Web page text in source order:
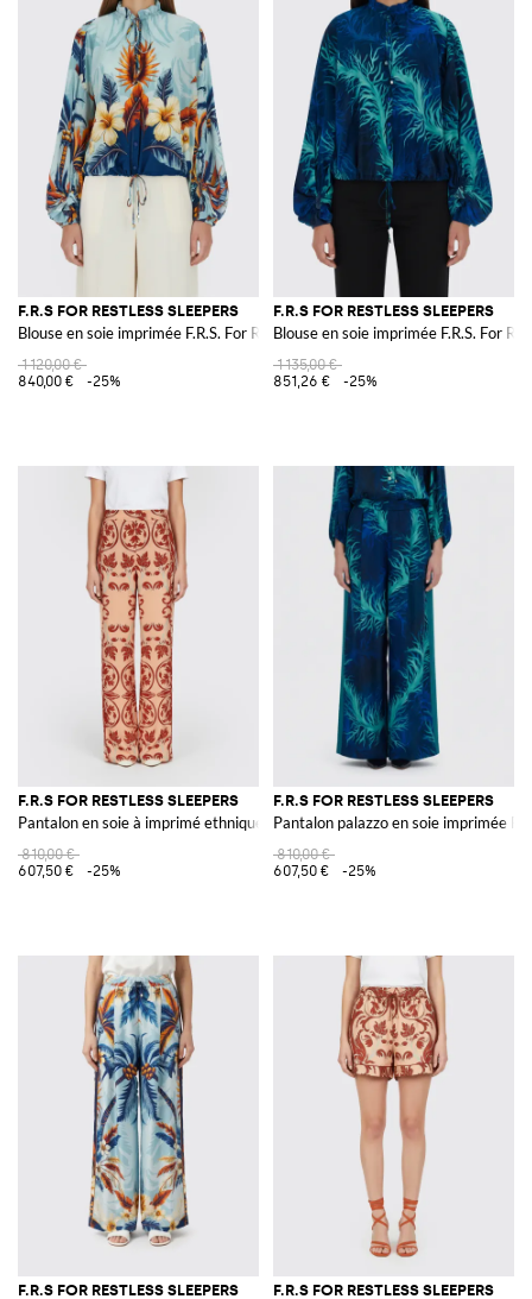
F.R.S FOR RESTLESS SLEEPERS
Blouse en soie imprimée F.R.S. For Restless Sleepers
1 120,00 €
840,00 €
-25%
F.R.S FOR RESTLESS SLEEPERS
Blouse en soie imprimée F.R.S. For
1 135,00 €
851,26 €
-25%
F.R.S FOR RESTLESS SLEEPERS
Pantalon en soie à imprimé ethnique F.R.S. For Restless Sleepers
810,00 €
607,50 €
-25%
F.R.S FOR RESTLESS SLEEPERS
Pantalon palazzo en soie imprimée
810,00 €
607,50 €
-25%
F.R.S FOR RESTLESS SLEEPERS F.R.S FOR RESTLESS SLEEPERS